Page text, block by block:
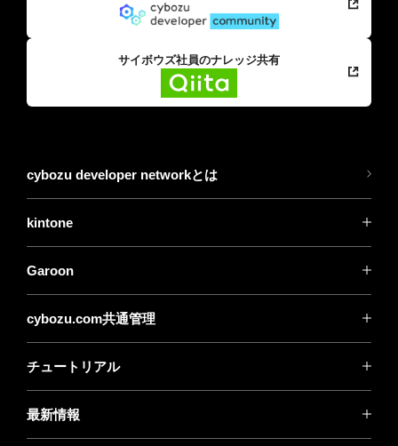
サイボウズ社員のナレッジ共有
cybozu developer networkとは
kintone
Garoon
cybozu.com共通管理
チュートリアル
最新情報